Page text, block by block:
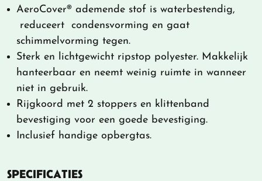
AeroCover® ademende stof is waterbestendig,
reduceert condensvorming en gaat
schimmelvorming tegen.
Sterk en lichtgewicht ripstop polyester. Makkelijk
hanteerbaar en neemt weinig ruimte in wanneer
niet in gebruik.
Rijgkoord met 2 stoppers en klittenband
bevestiging voor een goede bevestiging.
Inclusief handige opbergtas.
SPECIFICATIES